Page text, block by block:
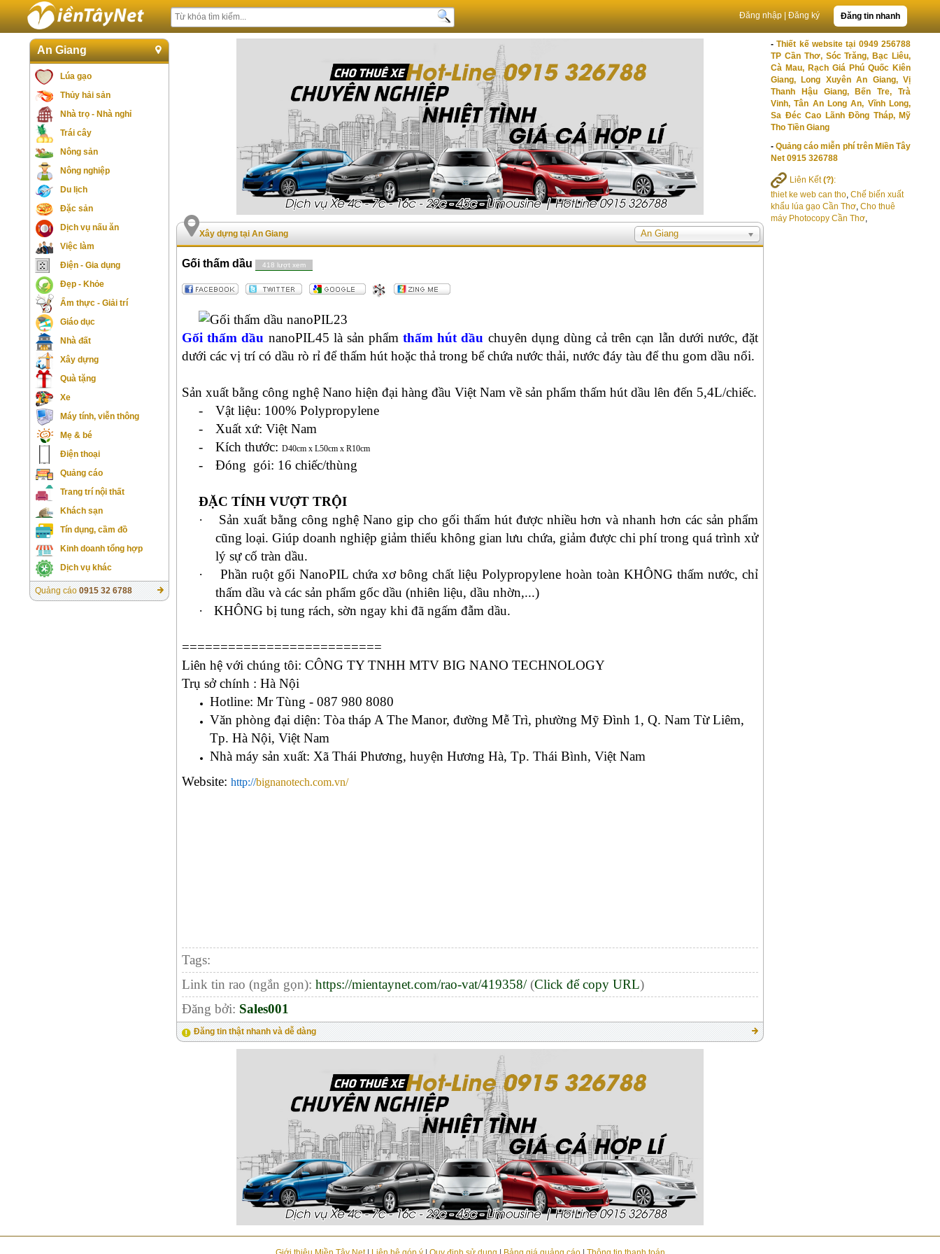
Đăng tin nhanh
Đăng nhập Đăng ký
An Giang
Lúa gạo
Thủy hải sản
Nhà trọ - Nhà nghỉ
Trái cây
Nông sản
Nông nghiệp
Du lịch
Đặc sản
Dịch vụ nấu ăn
Việc làm
Điện - Gia dụng
Đẹp - Khỏe
Ẩm thực - Giải trí
Giáo dục
Nhà đất
Xây dựng
Quà tặng
Xe
Máy tính, viễn thông
Mẹ & bé
Điện thoại
Quảng cáo
Trang trí nội thất
Khách sạn
Tín dụng, cầm đồ
Kinh doanh tổng hợp
Dịch vụ khác
Quảng cáo 0915 32 6788
-Thiết kế website tại 0949 256788
TP Cần Thơ, Sóc Trăng, Bạc Liêu,
Cà Mau, Rạch Giá Phú Quốc Kiên
Giang, Long Xuyên An Giang, Vị
Thanh Hậu Giang, Bến Tre, Trà
Vinh, Tân An Long An, Vĩnh Long,
Sa Đéc Cao Lãnh Đồng Tháp, Mỹ
Tho Tiền Giang
-Quảng cáo miễn phí trên Miền Tây
Net 0915 326788
Liên Kết(?):
thiet ke web can tho, Chế biến xuất
khẩu lúa gạo Cần Thơ, Cho thuê
máy Photocopy Cần Thơ,
Xây dựng tại An Giang
An Giang
Gối thấm dầu 418 lượt xem
Gối thấm dầu nanoPIL45 là sản phẩmthấm hút dầu chuyên dụng dùng cả trên cạn lẫn dưới nước, đặt
dưới các vị trí có dầu rò rỉ để thấm hút hoặc thả trong bể chứa nước thải, nước đáy tàu để thu gom dầu nổi.
Sản xuất bằng công nghệ Nano hiện đại hàng đầu Việt Nam về sản phẩm thấm hút dầu lên đến 5,4L/chiếc.
-
Vật liệu: 100% Polypropylene
-
Xuất xứ: Việt Nam
-
Kích thước: D40cm x L50cm x R10cm
- Đóng gói: 16 chiếc/thùng
ĐẶC TÍNH VƯỢT TRỘI
·
Sản xuất bằng công nghệ Nano gip cho gối thấm hút được nhiều hơn và nhanh hơn các sản phẩm
cũng loại. Giúp doanh nghiệp giảm thiểu không gian lưu chứa, giảm được chi phí trong quá trình xử
lý sự cố tràn dầu.
·
Phần ruột gối NanoPIL chứa xơ bông chất liệu Polypropylene hoàn toàn KHÔNG thấm nước, chỉ
thấm dầu và các sản phẩm gốc dầu (nhiên liệu, dầu nhờn,...)
·
KHÔNG bị tung rách, sờn ngay khi đã ngấm đẫm dầu.
==========================
Liên hệ với chúng tôi: CÔNG TY TNHH MTV BIG NANO TECHNOLOGY
Trụ sở chính : Hà Nội
Hotline: Mr Tùng - 087 980 8080
Văn phòng đại diện: Tòa tháp A The Manor, đường Mễ Trì, phường Mỹ Đình 1, Q. Nam Từ Liêm,
Tp. Hà Nội, Việt Nam
Nhà máy sản xuất: Xã Thái Phương, huyện Hương Hà, Tp. Thái Bình, Việt Nam
Website: http://bignanotech.com.vn/
Tags:
Link tin rao (ngắn gọn): https://mientaynet.com/rao-vat/419358/(Click để copy URL)
Đăng bởi: Sales001
Đăng tin thật nhanh và dễ dàng